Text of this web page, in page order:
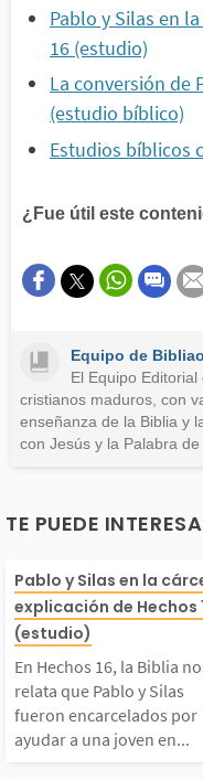
Pablo y Silas en
16 (estudio)
La conversión de
(estudio bíblico)
Estudios bíblicos
¿Fue útil este
Este contenido
Otro
Equipo de
El Equipo
cristianos maduros, con
enseñanza de la Biblia y
con Jesús y la Palabra de
TE PUEDE
Hechos
nos relata
y Silas
por
Pablo y Silas en la
explicación de Hechos
(estudio)
En Hechos 16, la Biblia
relata que Pablo y Silas
fueron encarcelados por
ayudar a una joven en...